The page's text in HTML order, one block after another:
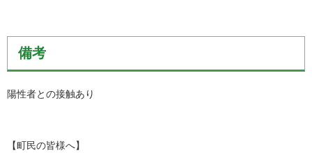
備考
陽性者との接触あり
【町民の皆様へ】